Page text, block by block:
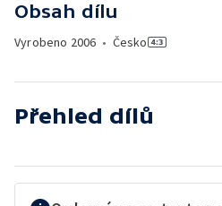
Obsah dílu
Vyrobeno 2006 • Česko
Přehled dílů